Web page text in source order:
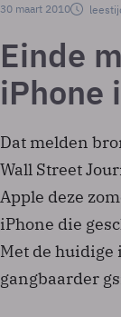
30 maart 2010
Einde
iPhone
Dat melden
Wall Street
Apple deze
iPhone die
Met de huidige
gangbaarder